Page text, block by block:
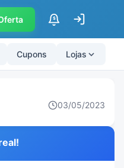
$
Cupons Lojas
03/05/2023